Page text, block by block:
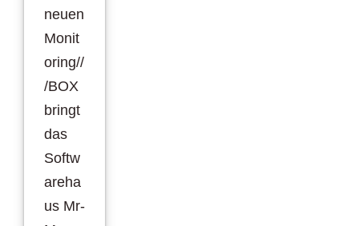
neuen
Monit
oring//
/BOX
bringt
das
Softw
areha
us Mr-